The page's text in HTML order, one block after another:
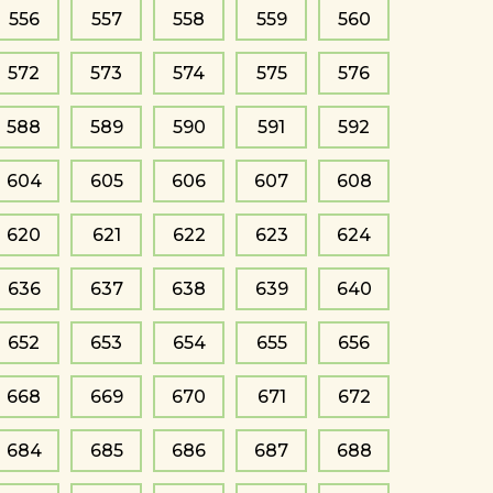
556 557 558 559 560
572 573 574 575 576
588 589 590 591 592
604 605 606 607 608
620 621 622 623 624
636 637 638 639 640
652 653 654 655 656
668 669 670 671 672
684 685 686 687 688